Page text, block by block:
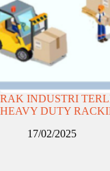
RAK INDUSTRI
HEAVY DUTY
17/02/2025